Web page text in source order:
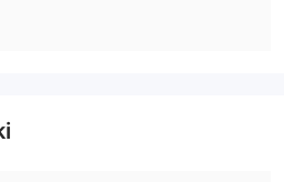
asal Indonesia mengungkap pen
di balik nama ITBFX.